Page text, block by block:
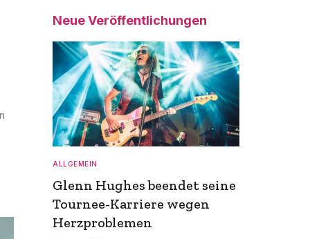
Neue Veröffentlichungen
ALLGEMEIN
Glenn Hughes beendet seine
Tournee-Karriere wegen
Herzproblemen